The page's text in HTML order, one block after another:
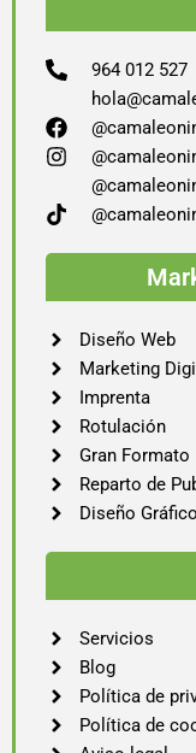
964 012 527
Diseño Web
Marketing
Imprenta
Rotulación
Gran Formato
Reparto de
Diseño Gráfico
Servicios
Blog
Política de
Política de